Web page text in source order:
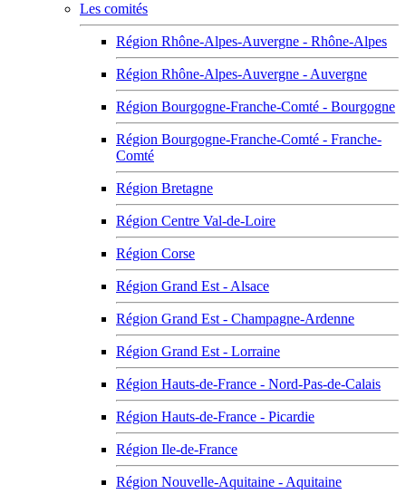
Les comités
Région Rhône-Alpes-Auvergne - Rhône-Alpes
Région Rhône-Alpes-Auvergne - Auvergne
Région Bourgogne-Franche-Comté - Bourgogne
Région Bourgogne-Franche-Comté - Franche-
Comté
Région Bretagne
Région Centre Val-de-Loire
Région Corse
Région Grand Est - Alsace
Région Grand Est - Champagne-Ardenne
Région Grand Est - Lorraine
Région Hauts-de-France - Nord-Pas-de-Calais
Région Hauts-de-France - Picardie
Région Ile-de-France
Région Nouvelle-Aquitaine - Aquitaine